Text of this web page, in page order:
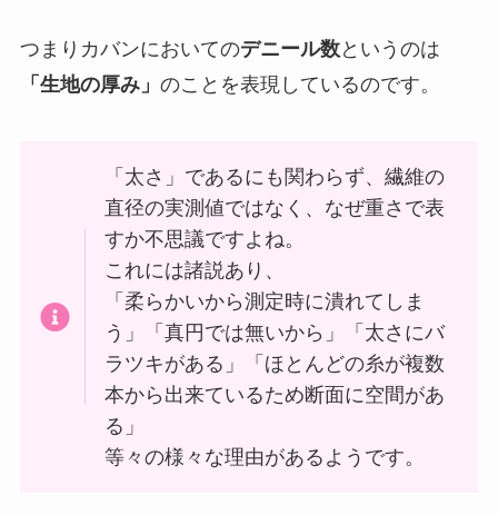
つまりカバンにおいてのデニール数というのは
「生地の厚み」 のことを表現しているのです。
「太さ」であるにも関わらず、繊維の
直径の実測値ではなく、なぜ重さで表
すか不思議ですよね。
これには諸説あり、
「柔らかいから測定時に潰れてしま
う」「真円では無いから」「太さにバ
ラツキがある」「ほとんどの糸が複数
本から出来ているため断面に空間があ
る」
等々の様々な理由があるようです。